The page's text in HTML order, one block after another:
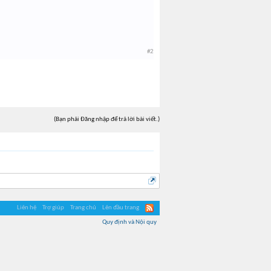
#2
(Bạn phải Đăng nhập để trả lời bài viết.)
Liên hệ Trợ giúp Trang chủ Lên đầu trang
Quy định và Nội quy